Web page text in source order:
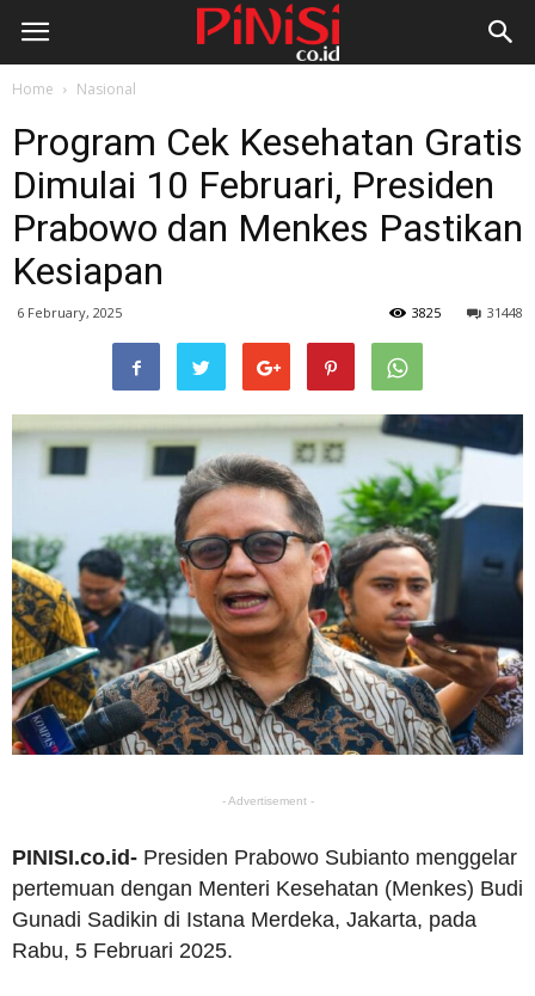
Home Nasional
Program Cek Kesehatan Gratis
Dimulai 10 Februari, Presiden
Prabowo dan Menkes Pastikan
Kesiapan
6 February, 2025 31448
3825
- Advertisement -
PINISI.co.id- Presiden Prabowo Subianto menggelar
pertemuan dengan Menteri Kesehatan (Menkes) Budi
Gunadi Sadikin di Istana Merdeka, Jakarta, pada
Rabu, 5 Februari 2025.